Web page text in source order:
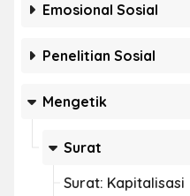
Emosional Sosial
Penelitian Sosial
Mengetik
Surat
Surat: Kapitalisasi